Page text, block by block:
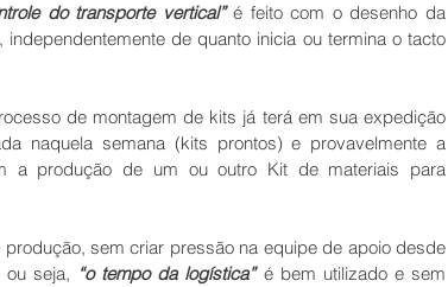
do transporte vertical” é feito com o desenho da
de quanto inicia ou termina o tacto
de montagem de kits já terá em sua expedição
naquela semana (kits prontos) e provavelmente a
a produção de um ou outro Kit de materiais para
sem criar pressão na equipe de apoio desde
seja, “o tempo da logística” é bem utilizado e sem